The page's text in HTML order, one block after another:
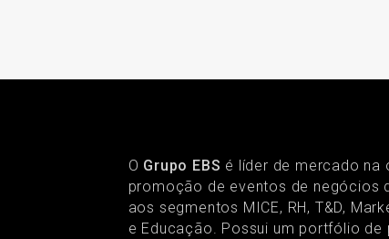
O Grupo EBS é líder de mercado na
promoção de eventos de negócios
aos segmentos MICE, RH, T&D,
e Educação. Possui um portfólio de